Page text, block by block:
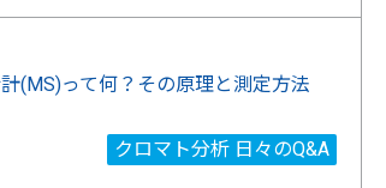
(MS)って何？その原理と測定方法
クロマト分析 日々のQ&A